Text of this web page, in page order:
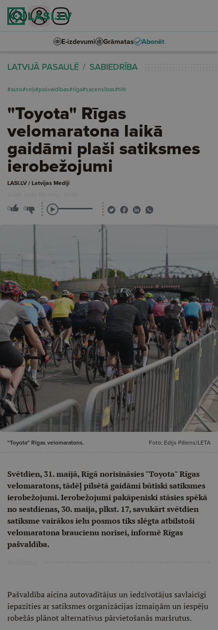
E-izdevumi Grāmatas Abonēt
LATVIJĀ PASAULĒ SABIEDRĪBA
#auto#ceļi#pašvaldības#rīga#sacensības#tilti
"Toyota" Rīgas
velomaratona laikā
gaidāmi plaši satiksmes
ierobežojumi
LASI.LV / Latvijas Mediji
2026. gada 30. maijs, 01:00
0 0
"Toyota" Rīgas velomaratons. Foto: Edijs Pālens/LETA
Svētdien, 31. maijā, Rīgā norisināsies "Toyota" Rīgas
velomaratons, tādēļ pilsētā gaidāmi būtiski satiksmes
ierobežojumi. Ierobežojumi pakāpeniski stāsies spēkā
no sestdienas, 30. maija, plkst. 17, savukārt svētdien
satiksme vairākos ielu posmos tiks slēgta atbilstoši
velomaratona braucienu norisei, informē Rīgas
pašvaldība.
Pašvaldība aicina autovadītājus un iedzīvotājus savlaicīgi
iepazīties ar satiksmes organizācijas izmaiņām un iespēju
robežās plānot alternatīvus pārvietošanās maršrutus.